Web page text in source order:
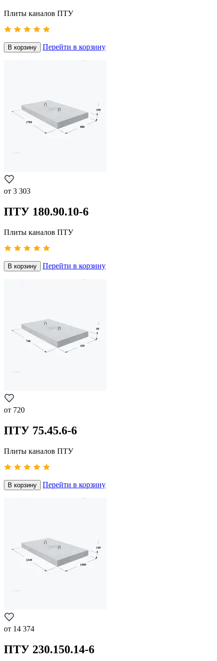
Плиты каналов ПТУ
В корзину Перейти в корзину
от 3 303
ПТУ 180.90.10-6
Плиты каналов ПТУ
В корзину Перейти в корзину
от 720
ПТУ 75.45.6-6
Плиты каналов ПТУ
В корзину Перейти в корзину
от 14 374
ПТУ 230.150.14-6